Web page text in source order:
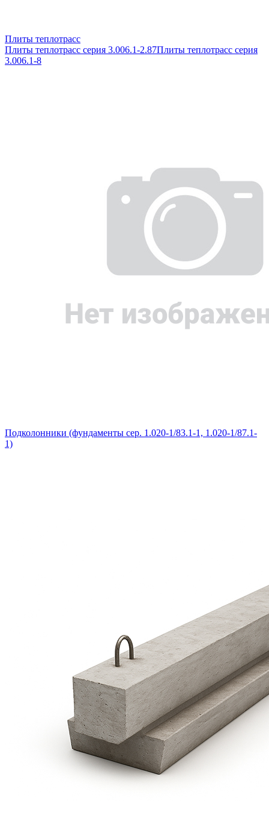
Плиты теплотрасс
Плиты теплотрасс серия 3.006.1-2.87Плиты теплотрасс серия
3.006.1-8
Подколонники (фундаменты сер. 1.020-1/83.1-1, 1.020-1/87.1-
1)